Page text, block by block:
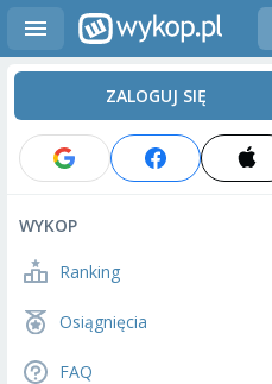
ZALOGUJ SIĘ
WYKOP
Ranking
Osiągnięcia
FAQ